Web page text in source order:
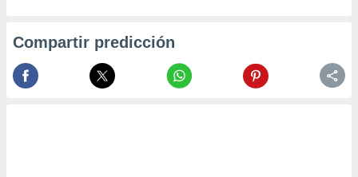
Compartir predicción